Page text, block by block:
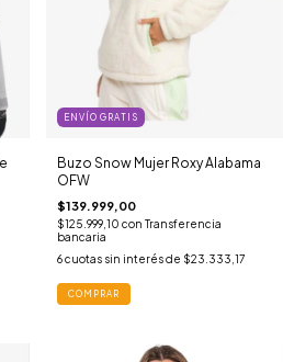
ENVÍO GRATIS
Buzo Snow Mujer Roxy Alabama
OFW
$139.999,00
$125.999,10 con Transferencia
bancaria
6 cuotas sin interés de $23.333,17
COMPRAR